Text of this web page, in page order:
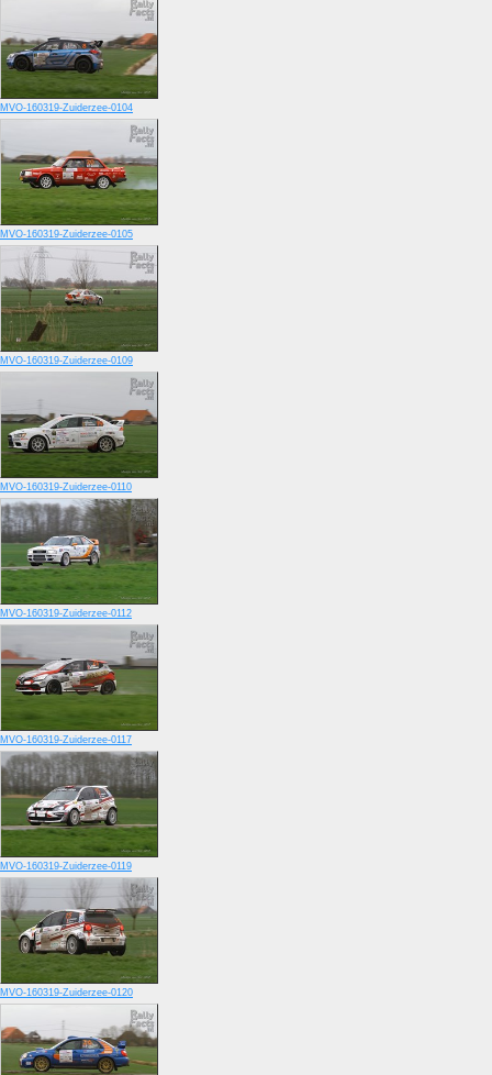
MVO-160319-Zuiderzee-0104
MVO-160319-Zuiderzee-0105
MVO-160319-Zuiderzee-0109
MVO-160319-Zuiderzee-0110
MVO-160319-Zuiderzee-0112
MVO-160319-Zuiderzee-0117
MVO-160319-Zuiderzee-0119
MVO-160319-Zuiderzee-0120